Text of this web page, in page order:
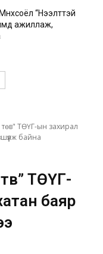
“Нээлттэй
ажиллаж,